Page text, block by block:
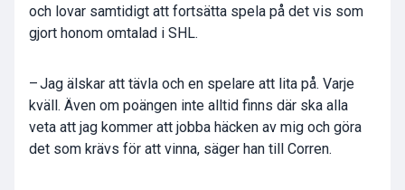
och lovar samtidigt att fortsätta spela på det vis som
gjort honom omtalad i SHL.
– Jag älskar att tävla och en spelare att lita på. Varje
kväll. Även om poängen inte alltid finns där ska alla
veta att jag kommer att jobba häcken av mig och göra
det som krävs för att vinna, säger han till Corren.